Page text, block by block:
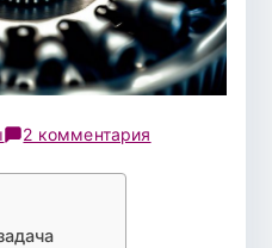
2 комментария